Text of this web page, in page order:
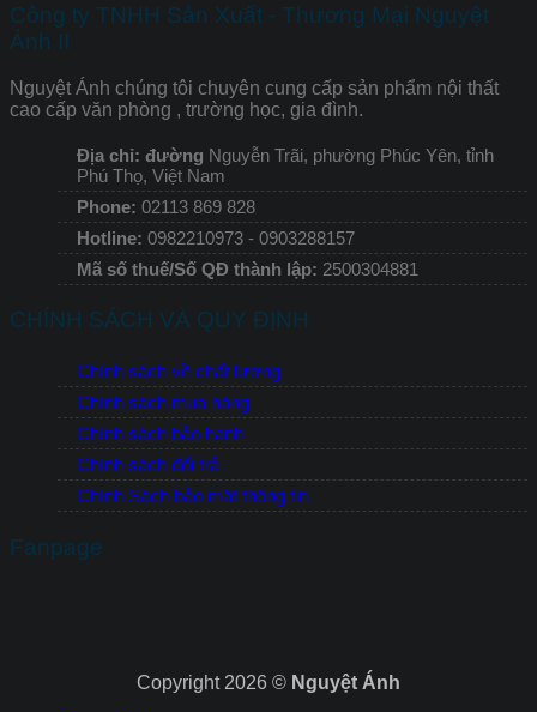
Công ty TNHH Sản Xuất - Thương Mại Nguyệt
Ánh II
Nguyệt Ánh chúng tôi chuyên cung cấp sản phẩm nội thất
cao cấp văn phòng , trường học, gia đình.
Địa chỉ: đường Nguyễn Trãi, phường Phúc Yên, tỉnh
Phú Thọ, Việt Nam
Phone: 02113 869 828
Hotline: 0982210973 - 0903288157
Mã số thuế/Số QĐ thành lập: 2500304881
CHÍNH SÁCH VÀ QUY ĐỊNH
Chính sách về chất lượng
Chính sách mua hàng
Chính sách bảo hành
Chính sách đổi trả
Chính Sách bảo mật thông tin
Fanpage
Copyright 2026 © Nguyệt Ánh